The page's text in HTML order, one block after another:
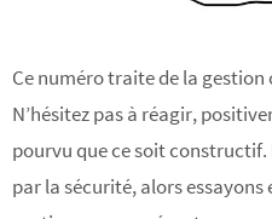
Ce numéro traite de la
N’hésitez pas à réagir,
pourvu que ce soit
par la sécurité, alors essayons